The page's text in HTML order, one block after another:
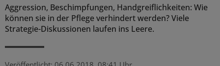
Aggression, Beschimpfungen, Handgreiflichkeiten: Wie
können sie in der Pflege verhindert werden? Viele
Strategie-Diskussionen laufen ins Leere.